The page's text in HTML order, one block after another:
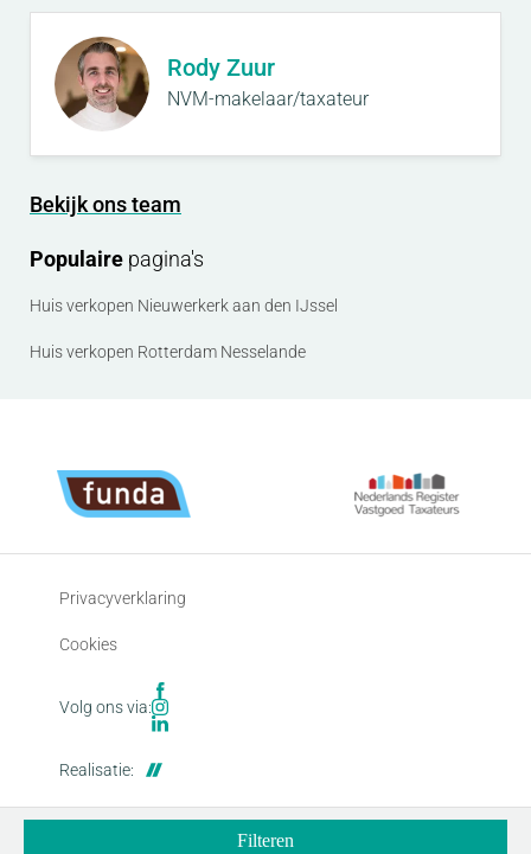
Filteren
Rody Zuur
NVM-makelaar/taxateur
Bekijk ons team
Populaire pagina's
Huis verkopen Nieuwerkerk aan den IJssel
Huis verkopen Rotterdam Nesselande
Privacyverklaring
Cookies
Volg ons via:
Realisatie: